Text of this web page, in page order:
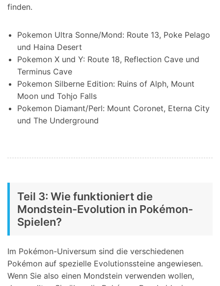
finden.
Pokemon Ultra Sonne/Mond: Route 13, Poke Pelago
und Haina Desert
Pokemon X und Y: Route 18, Reflection Cave und
Terminus Cave
Pokemon Silberne Edition: Ruins of Alph, Mount
Moon und Tohjo Falls
Pokemon Diamant/Perl: Mount Coronet, Eterna City
und The Underground
Teil 3: Wie funktioniert die
Mondstein-Evolution in Pokémon-
Spielen?
Im Pokémon-Universum sind die verschiedenen
Pokémon auf spezielle Evolutionssteine angewiesen.
Wenn Sie also einen Mondstein verwenden wollen,